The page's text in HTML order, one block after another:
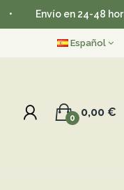
Envío en 24-48 horas •
Español
0,00 €
0